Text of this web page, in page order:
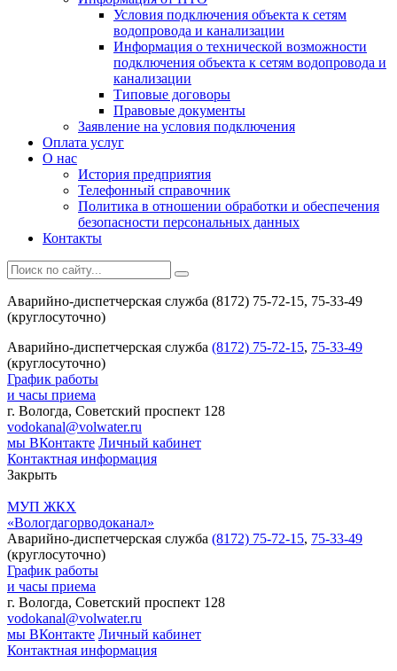
Условия подключения объекта к сетям
водопровода и канализации
Информация о технической возможности
подключения объекта к сетям водопровода и
канализации
Типовые договоры
Правовые документы
Заявление на условия подключения
Оплата услуг
О нас
История предприятия
Телефонный справочник
Политика в отношении обработки и обеспечения
безопасности персональных данных
Контакты
Аварийно-диспетчерская служба (8172) 75-72-15, 75-33-49
(круглосуточно)
Аварийно-диспетчерская служба (8172) 75-72-15, 75-33-49
(круглосуточно)
График работы
и часы приема
г. Вологда, Советский проспект 128
vodokanal@volwater.ru
мы ВКонтакте Личный кабинет
Контактная информация
Закрыть
МУП ЖКХ
«Вологдагорводоканал»
Аварийно-диспетчерская служба (8172) 75-72-15, 75-33-49
(круглосуточно)
График работы
и часы приема
г. Вологда, Советский проспект 128
vodokanal@volwater.ru
мы ВКонтакте Личный кабинет
Контактная информация